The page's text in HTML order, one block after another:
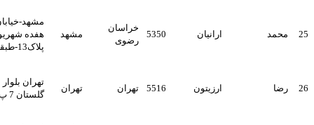
ارانیان 5350
رضوی
مشهد
مشهد-خیابان 17 شهریور-
هفده شهریور 17-کوی مبین-
ارزیتون 5516 تهران تهران
تهران بلوار مرزداران خ ناهید